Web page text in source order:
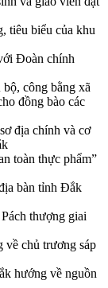
tiêu biểu của khu
Đoàn chính
công bằng xã
đồng bào các
địa chính và cơ
toàn thực phẩm”
bàn tỉnh Đắk
thượng giai
chủ trương sáp
hướng về nguồn